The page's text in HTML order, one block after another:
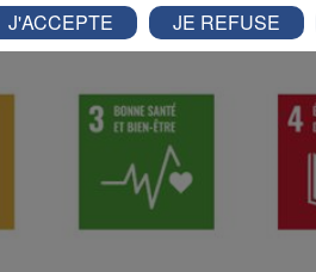
J'ACCEPTE JE REFUSE